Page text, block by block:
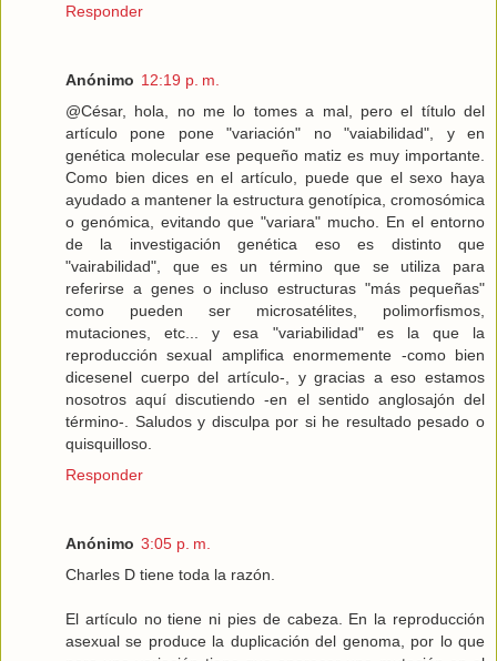
Responder
Anónimo 12:19 p. m.
@César, hola, no me lo tomes a mal, pero el título del
artículo pone pone "variación" no "vaiabilidad", y en
genética molecular ese pequeño matiz es muy importante.
Como bien dices en el artículo, puede que el sexo haya
ayudado a mantener la estructura genotípica, cromosómica
o genómica, evitando que "variara" mucho. En el entorno
de la investigación genética eso es distinto que
"vairabilidad", que es un término que se utiliza para
referirse a genes o incluso estructuras "más pequeñas"
como pueden ser microsatélites, polimorfismos,
mutaciones, etc... y esa "variabilidad" es la que la
reproducción sexual amplifica enormemente -como bien
dicesenel cuerpo del artículo-, y gracias a eso estamos
nosotros aquí discutiendo -en el sentido anglosajón del
término-. Saludos y disculpa por si he resultado pesado o
quisquilloso.
Responder
Anónimo 3:05 p. m.
Charles D tiene toda la razón.
El artículo no tiene ni pies de cabeza. En la reproducción
asexual se produce la duplicación del genoma, por lo que